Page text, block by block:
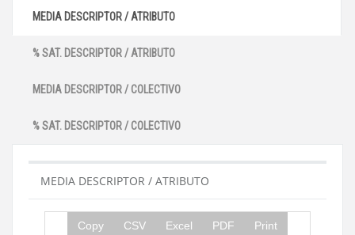
MEDIA DESCRIPTOR / ATRIBUTO
% SAT. DESCRIPTOR / ATRIBUTO
MEDIA DESCRIPTOR / COLECTIVO
% SAT. DESCRIPTOR / COLECTIVO
MEDIA DESCRIPTOR / ATRIBUTO
Copy CSV Excel PDF Print